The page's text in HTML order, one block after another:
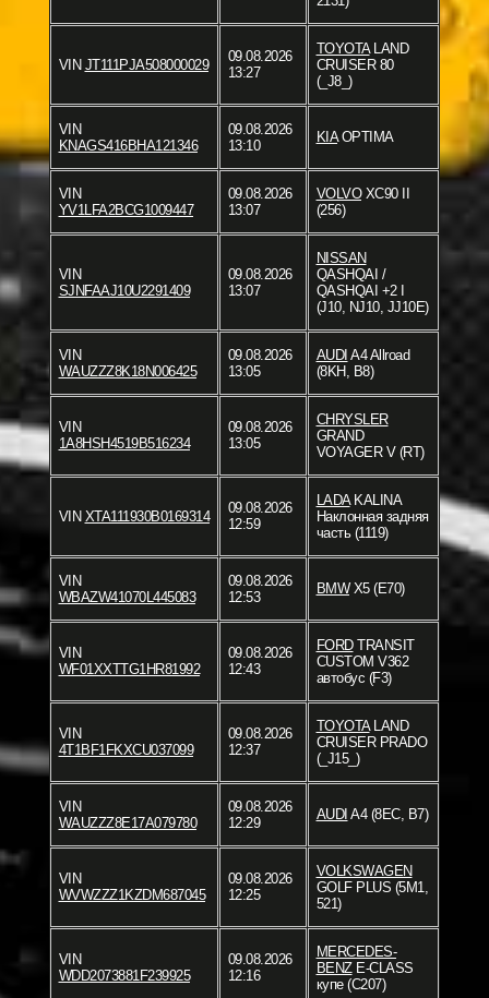
VIN JT111PJA508000029
09.08.2026
13:27
TOYOTALAND
CRUISER 80
(_J8_)
VIN
KNAGS416BHA121346
09.08.2026
13:10
KIAOPTIMA
VIN
YV1LFA2BCG1009447
09.08.2026
13:07
VOLVOXC90 II
(256)
VIN
SJNFAAJ10U2291409
09.08.2026
13:07
NISSAN
QASHQAI /
QASHQAI +2 I
(J10, NJ10, JJ10E)
VIN
WAUZZZ8K18N006425
09.08.2026
13:05
AUDI A4 Allroad
(8KH, B8)
VIN
1A8HSH4519B516234
09.08.2026
13:05
CHRYSLER
GRAND
VOYAGER V (RT)
VIN XTA111930B0169314
09.08.2026
12:59
LADAKALINA
Наклонная задняя
часть (1119)
VIN
WBAZW41070L445083
09.08.2026
12:53
BMWX5 (E70)
VIN
WF01XXTTG1HR81992
09.08.2026
12:43
FORDTRANSIT
CUSTOM V362
автобус (F3)
VIN
4T1BF1FKXCU037099
09.08.2026
12:37
TOYOTALAND
CRUISER PRADO
(_J15_)
VIN
WAUZZZ8E17A079780
09.08.2026
12:29
AUDI A4 (8EC, B7)
VIN
WVWZZZ1KZDM687045
09.08.2026
12:25
VOLKSWAGEN
GOLF PLUS (5M1,
521)
VIN
WDD2073881F239925
09.08.2026
12:16
MERCEDES-
BENZE-CLASS
купе (C207)